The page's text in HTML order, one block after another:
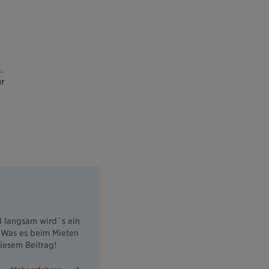
langsam wird`s ein
es beim Mieten
Beitrag!